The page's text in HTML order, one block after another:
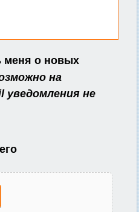
меня о новых
на
уведомления не